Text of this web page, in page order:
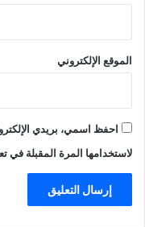
الموقع الإلكتروني
احفظ اسمي، بريدي
لاستخدامها المرة المقبلة في